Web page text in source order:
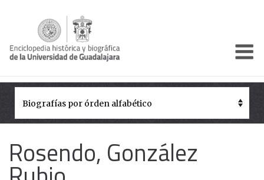
Presentación
Biografías
Rosendo, González